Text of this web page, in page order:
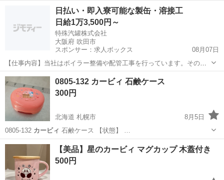
え、ご希望の日時をお伝えください。
木更津市 木更津駅 おもちゃ 星のカービィ
日払い・即入寮可能な製缶・溶接工
日給1万3,500円～
特殊汽罐株式会社
大阪府 吹田市
スポンサー：求人ボックス
08月07日
【仕事内容】当社はボイラー整備や配管工事を行っています。その中
で必要な配管やボイラーの製缶作業(溶接・切断・架台等の製作)業務に
当社工場内であたっていただきます。 工場は大阪府吹田市芳野町。御
堂筋線の江坂駅からの徒歩圏内にあります...
アルバイト・パート
0805-132 カービィ 石鹸ケース
300円
北海道 札幌市
8月5日
0805-132 カービィ 石鹸ケース 【状態】 …
北海道 札幌市 家庭用品 カービィ
【美品】星のカービィ マグカップ 木蓋付き
500円